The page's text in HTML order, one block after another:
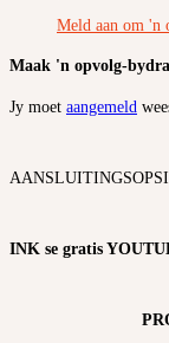
Meld aan om 'n
Maak 'n opvolg-
Jy moet aangemeld
INK se gratis